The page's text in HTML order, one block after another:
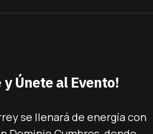
Únete al Evento!
se llenará de energía con